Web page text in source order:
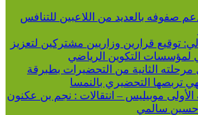
صفوفه بالعديد من اللاعبين للتنافس
توقيع قرارين وزاريين مشتركين لتعزيز
لمؤسسات التكوين الرياضي
مرحلته الثانية من التحضيرات بطبرقة
تربصها التحضيري بالنمسا
الأولى موبيليس – انتقالات : نجم بن عكنون
حسين سالمي